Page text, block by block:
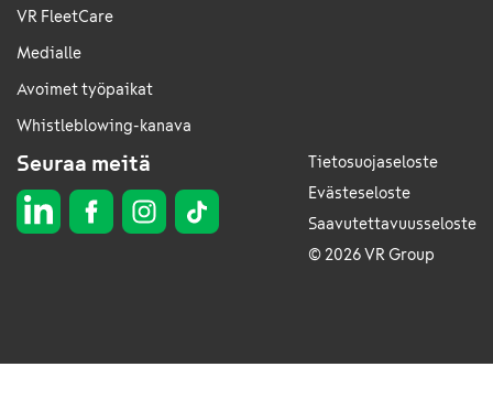
VR FleetCare
Medialle
Avoimet työpaikat
Whistleblowing-kanava
Seuraa meitä
Tietosuojaseloste
Evästeseloste
Saavutettavuusseloste
© 2026 VR Group